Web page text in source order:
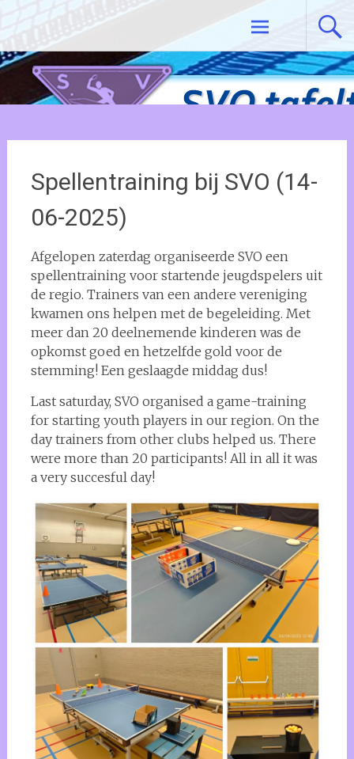
de
inhoud
Tafeltennisvereniging SVO De Meern
Spellentraining bij SVO (14-
06-2025)
Afgelopen zaterdag organiseerde SVO een
spellentraining voor startende jeugdspelers uit
de regio. Trainers van een andere vereniging
kwamen ons helpen met de begeleiding. Met
meer dan 20 deelnemende kinderen was de
opkomst goed en hetzelfde gold voor de
stemming! Een geslaagde middag dus!
Last saturday, SVO organised a game-training
for starting youth players in our region. On the
day trainers from other clubs helped us. There
were more than 20 participants! All in all it was
a very succesful day!